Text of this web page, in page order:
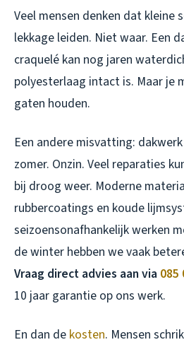
Veel mensen denken dat
lekkage leiden. Niet waar. Een
craquelé kan nog jaren
polyesterlaag intact is. Maar je
gaten houden.
Een andere misvatting:
zomer. Onzin. Veel reparaties
bij droog weer. Moderne
rubbercoatings en koude
seizoensonafhankelijk werken
de winter hebben we vaak
Vraag direct advies aan via 085
10 jaar garantie op ons werk.
En dan de kosten. Mensen